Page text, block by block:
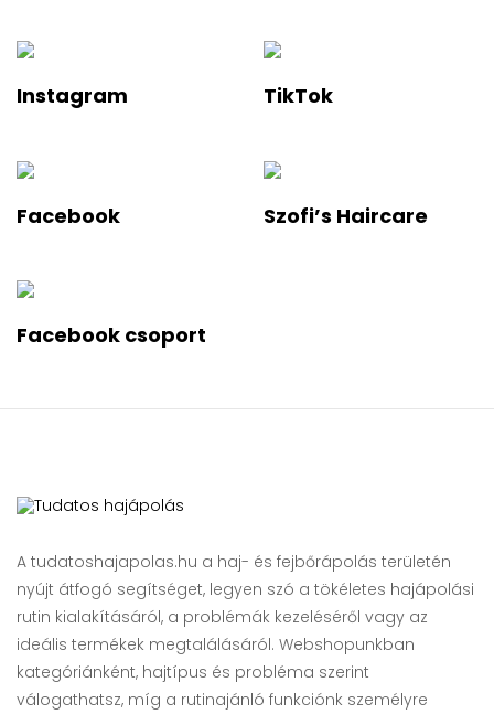
Instagram TikTok
Facebook Szofi’s Haircare
Facebook csoport
A tudatoshajapolas.hu a haj- és fejbőrápolás területén
nyújt átfogó segítséget, legyen szó a tökéletes hajápolási
rutin kialakításáról, a problémák kezeléséről vagy az
ideális termékek megtalálásáról. Webshopunkban
kategóriánként, hajtípus és probléma szerint
válogathatsz, míg a rutinajánló funkciónk személyre